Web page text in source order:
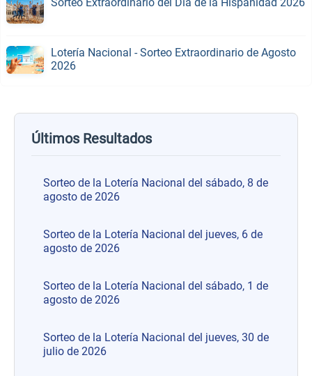
Lotería Nacional - Sorteo Extraordinario de Agosto
2026
Últimos Resultados
Sorteo de la Lotería Nacional del sábado, 8 de
agosto de 2026
Sorteo de la Lotería Nacional del jueves, 6 de
agosto de 2026
Sorteo de la Lotería Nacional del sábado, 1 de
agosto de 2026
Sorteo de la Lotería Nacional del jueves, 30 de
julio de 2026